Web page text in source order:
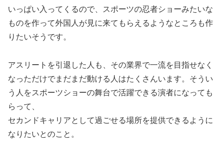
いっぱい入ってくるので、スポーツの忍者ショーみたいな
ものを作って外国人が見に来てもらえるようなところも作
りたいそうです。
アスリートを引退した人も、その業界で一流を目指せなく
なっただけでまだまだ動ける人はたくさんいます。そうい
う人をスポーツショーの舞台で活躍できる演者になっても
らって、
セカンドキャリアとして過ごせる場所を提供できるように
なりたいとのこと。